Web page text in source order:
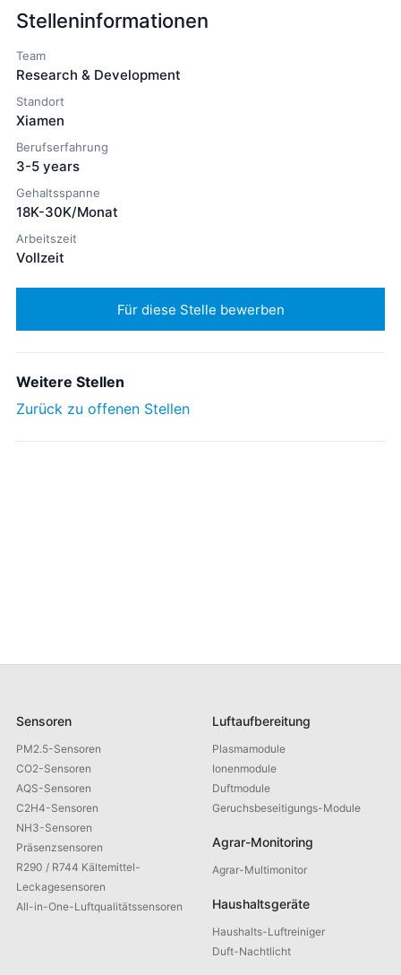
Stelleninformationen
Team
Research & Development
Standort
Xiamen
Berufserfahrung
3-5 years
Gehaltsspanne
18K-30K/Monat
Arbeitszeit
Vollzeit
Für diese Stelle bewerben
Weitere Stellen
Zurück zu offenen Stellen
Sensoren
PM2.5-Sensoren
CO2-Sensoren
AQS-Sensoren
C2H4-Sensoren
NH3-Sensoren
Präsenzsensoren
R290 / R744 Kältemittel-
Leckagesensoren
All-in-One-Luftqualitätssensoren
Luftaufbereitung
Plasmamodule
Ionenmodule
Duftmodule
Geruchsbeseitigungs-Module
Agrar-Monitoring
Agrar-Multimonitor
Haushaltsgeräte
Haushalts-Luftreiniger
Duft-Nachtlicht